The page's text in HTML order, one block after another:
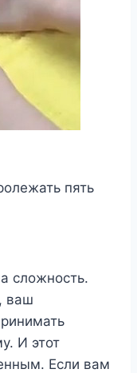
пять
сложность.
ваш
И этот
Если вам